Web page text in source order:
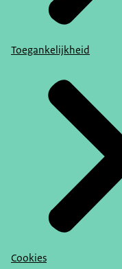
Toegankelijkheid
Cookies